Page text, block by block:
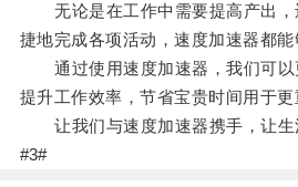
无论是在工作中需要提高产出，
捷地完成各项活动，速度加速器都能
通过使用速度加速器，我们可以
提升工作效率，节省宝贵时间用于更
让我们与速度加速器携手，让生
#3#